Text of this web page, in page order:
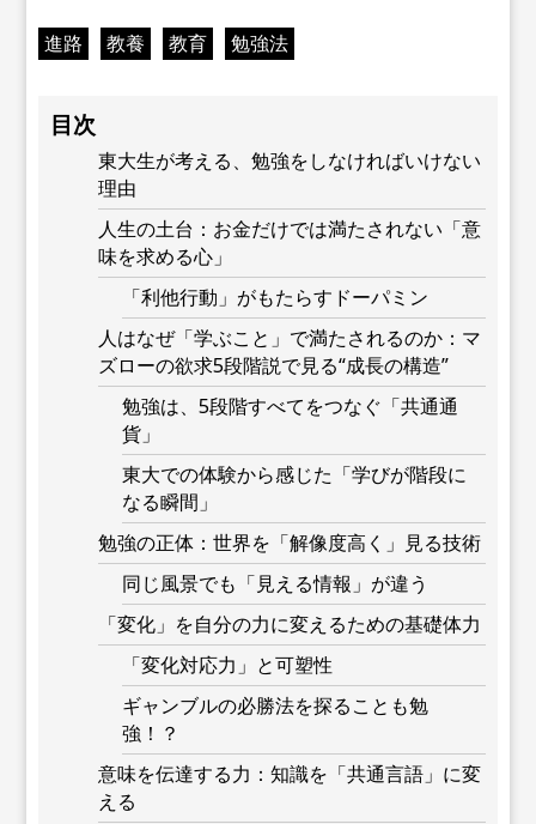
進路 教養 教育 勉強法
目次
東大生が考える、勉強をしなければいけない
理由
人生の土台：お金だけでは満たされない「意
味を求める心」
「利他行動」がもたらすドーパミン
人はなぜ「学ぶこと」で満たされるのか：マ
ズローの欲求5段階説で見る“成長の構造”
勉強は、5段階すべてをつなぐ「共通通
貨」
東大での体験から感じた「学びが階段に
なる瞬間」
勉強の正体：世界を「解像度高く」見る技術
同じ風景でも「見える情報」が違う
「変化」を自分の力に変えるための基礎体力
「変化対応力」と可塑性
ギャンブルの必勝法を探ることも勉
強！？
意味を伝達する力：知識を「共通言語」に変
える